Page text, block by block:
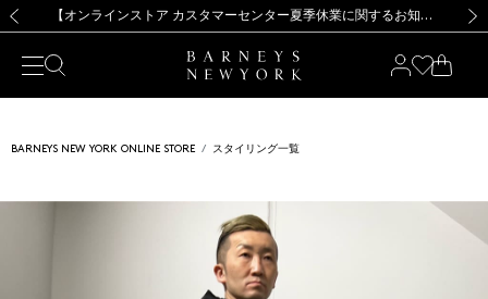
新規登録のお客様も対象！＜MY BARNEYS＞会員のお客様は11,000円（税込）以上のお買上げで常時送料無料！お買い物の際は会員登録を！
【夏季休業に伴う出荷一時停止のお知らせ】(2026.8.7) 【オンラインストア カスタマーセンター夏季休業に関するお知らせ】（2026.8.7）
【夏季休業に伴う返品・交換承り一時停止のお知らせ】（2026.8.5）
熊本県を中心とした地震の影響によるお荷物のお届けについて
【開催中】SUMMER SALEのご案内・ご注意事項 新規登録のお客様も対象！＜MY BARNEYS＞会員のお客様は11,000円（税込）以上のお買上げで常時送料無料！お買い物の際は会員登録を！
【夏季休業に伴う出荷一時停止のお知らせ】(2026.8.7)
BARNEYS NEW YORK ONLINE STORE スタイリング一覧